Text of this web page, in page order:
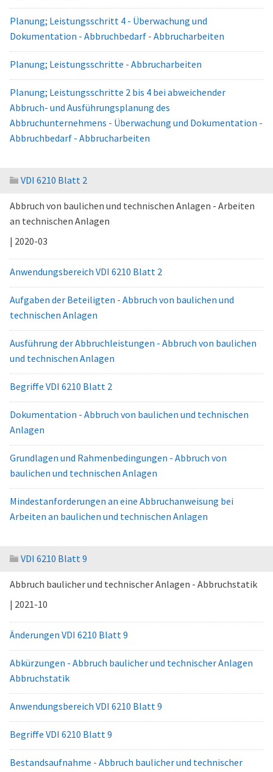
Planung; Leistungsschritt 4 - Überwachung und
Dokumentation - Abbruchbedarf - Abbrucharbeiten
Planung; Leistungsschritte - Abbrucharbeiten
Planung; Leistungsschritte 2 bis 4 bei abweichender
Abbruch- und Ausführungsplanung des
Abbruchunternehmens - Überwachung und Dokumentation -
Abbruchbedarf - Abbrucharbeiten
VDI 6210 Blatt 2
Abbruch von baulichen und technischen Anlagen - Arbeiten
an technischen Anlagen
| 2020-03
Anwendungsbereich VDI 6210 Blatt 2
Aufgaben der Beteiligten - Abbruch von baulichen und
technischen Anlagen
Ausführung der Abbruchleistungen - Abbruch von baulichen
und technischen Anlagen
Begriffe VDI 6210 Blatt 2
Dokumentation - Abbruch von baulichen und technischen
Anlagen
Grundlagen und Rahmenbedingungen - Abbruch von
baulichen und technischen Anlagen
Mindestanforderungen an eine Abbruchanweisung bei
Arbeiten an baulichen und technischen Anlagen
VDI 6210 Blatt 9
Abbruch baulicher und technischer Anlagen - Abbruchstatik
| 2021-10
Änderungen VDI 6210 Blatt 9
Abkürzungen - Abbruch baulicher und technischer Anlagen
Abbruchstatik
Anwendungsbereich VDI 6210 Blatt 9
Begriffe VDI 6210 Blatt 9
Bestandsaufnahme - Abbruch baulicher und technischer